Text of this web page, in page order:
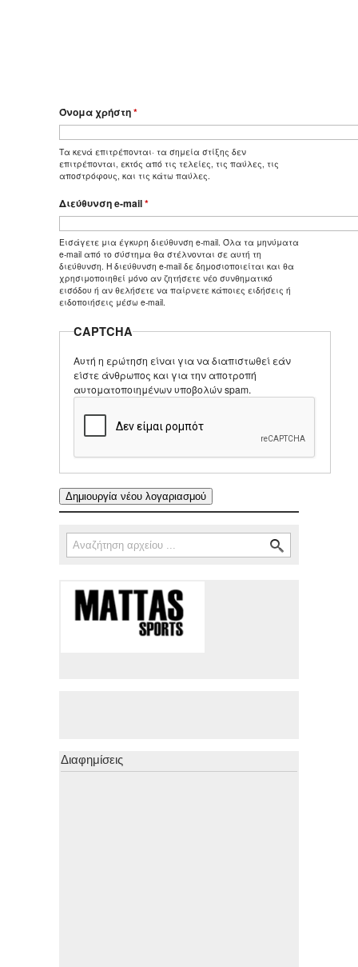
Όνομα χρήστη*
Τα κενά επιτρέπονται· τα σημεία στίξης δεν
επιτρέπονται, εκτός από τις τελείες, τις παύλες, τις
αποστρόφους, και τις κάτω παύλες.
Διεύθυνση e-mail*
Εισάγετε μια έγκυρη διεύθυνση e-mail. Όλα τα μηνύματα
e-mail από το σύστημα θα στέλνονται σε αυτή τη
διεύθυνση. Η διεύθυνση e-mail δε δημοσιοποιείται και θα
χρησιμοποιηθεί μόνο αν ζητήσετε νέο συνθηματικό
εισόδου ή αν θελήσετε να παίρνετε κάποιες ειδήσεις ή
ειδοποιήσεις μέσω e-mail.
CAPTCHA
Αυτή η ερώτηση είναι για να διαπιστωθεί εάν
είστε άνθρωπος και για την αποτροπή
αυτοματοποιημένων υποβολών spam.
Φόρμα αναζήτησης
Αναζήτηση
Διαφημίσεις